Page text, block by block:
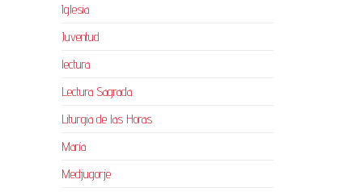
Iglesia
Juventud
lectura
Lectura Sagrada
Liturgia de las Horas
María
Medjugorje